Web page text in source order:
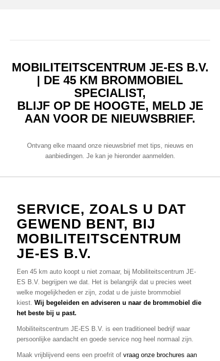
MOBILITEITSCENTRUM JE-ES B.V.
| DE 45 KM BROMMOBIEL
SPECIALIST,
BLIJF OP DE HOOGTE, MELD JE
AAN VOOR DE NIEUWSBRIEF.
Ontvang elke maand onze nieuwsbrief met tips, nieuws en
aanbiedingen. Je kan je hieronder aanmelden.
SERVICE, ZOALS U DAT
GEWEND BENT, BIJ
MOBILITEITSCENTRUM
JE-ES B.V.
Een 45 km auto koopt u niet zomaar, bij Mobiliteitscentrum JE-
ES B.V. begrijpen we dat. Het is belangrijk dat u precies weet
welke mogelijkheden er zijn, zodat u de juiste brommobiel
kiest. Wij begeleiden en adviseren u naar de brommobiel die
het beste bij u past.
Mobiliteitscentrum JE-ES B.V. is een traditioneel bedrijf waar
persoonlijke aandacht en goede service nog heel normaal zijn.
Maak vrijblijvend eens een proefrit of vraag onze brochures aan